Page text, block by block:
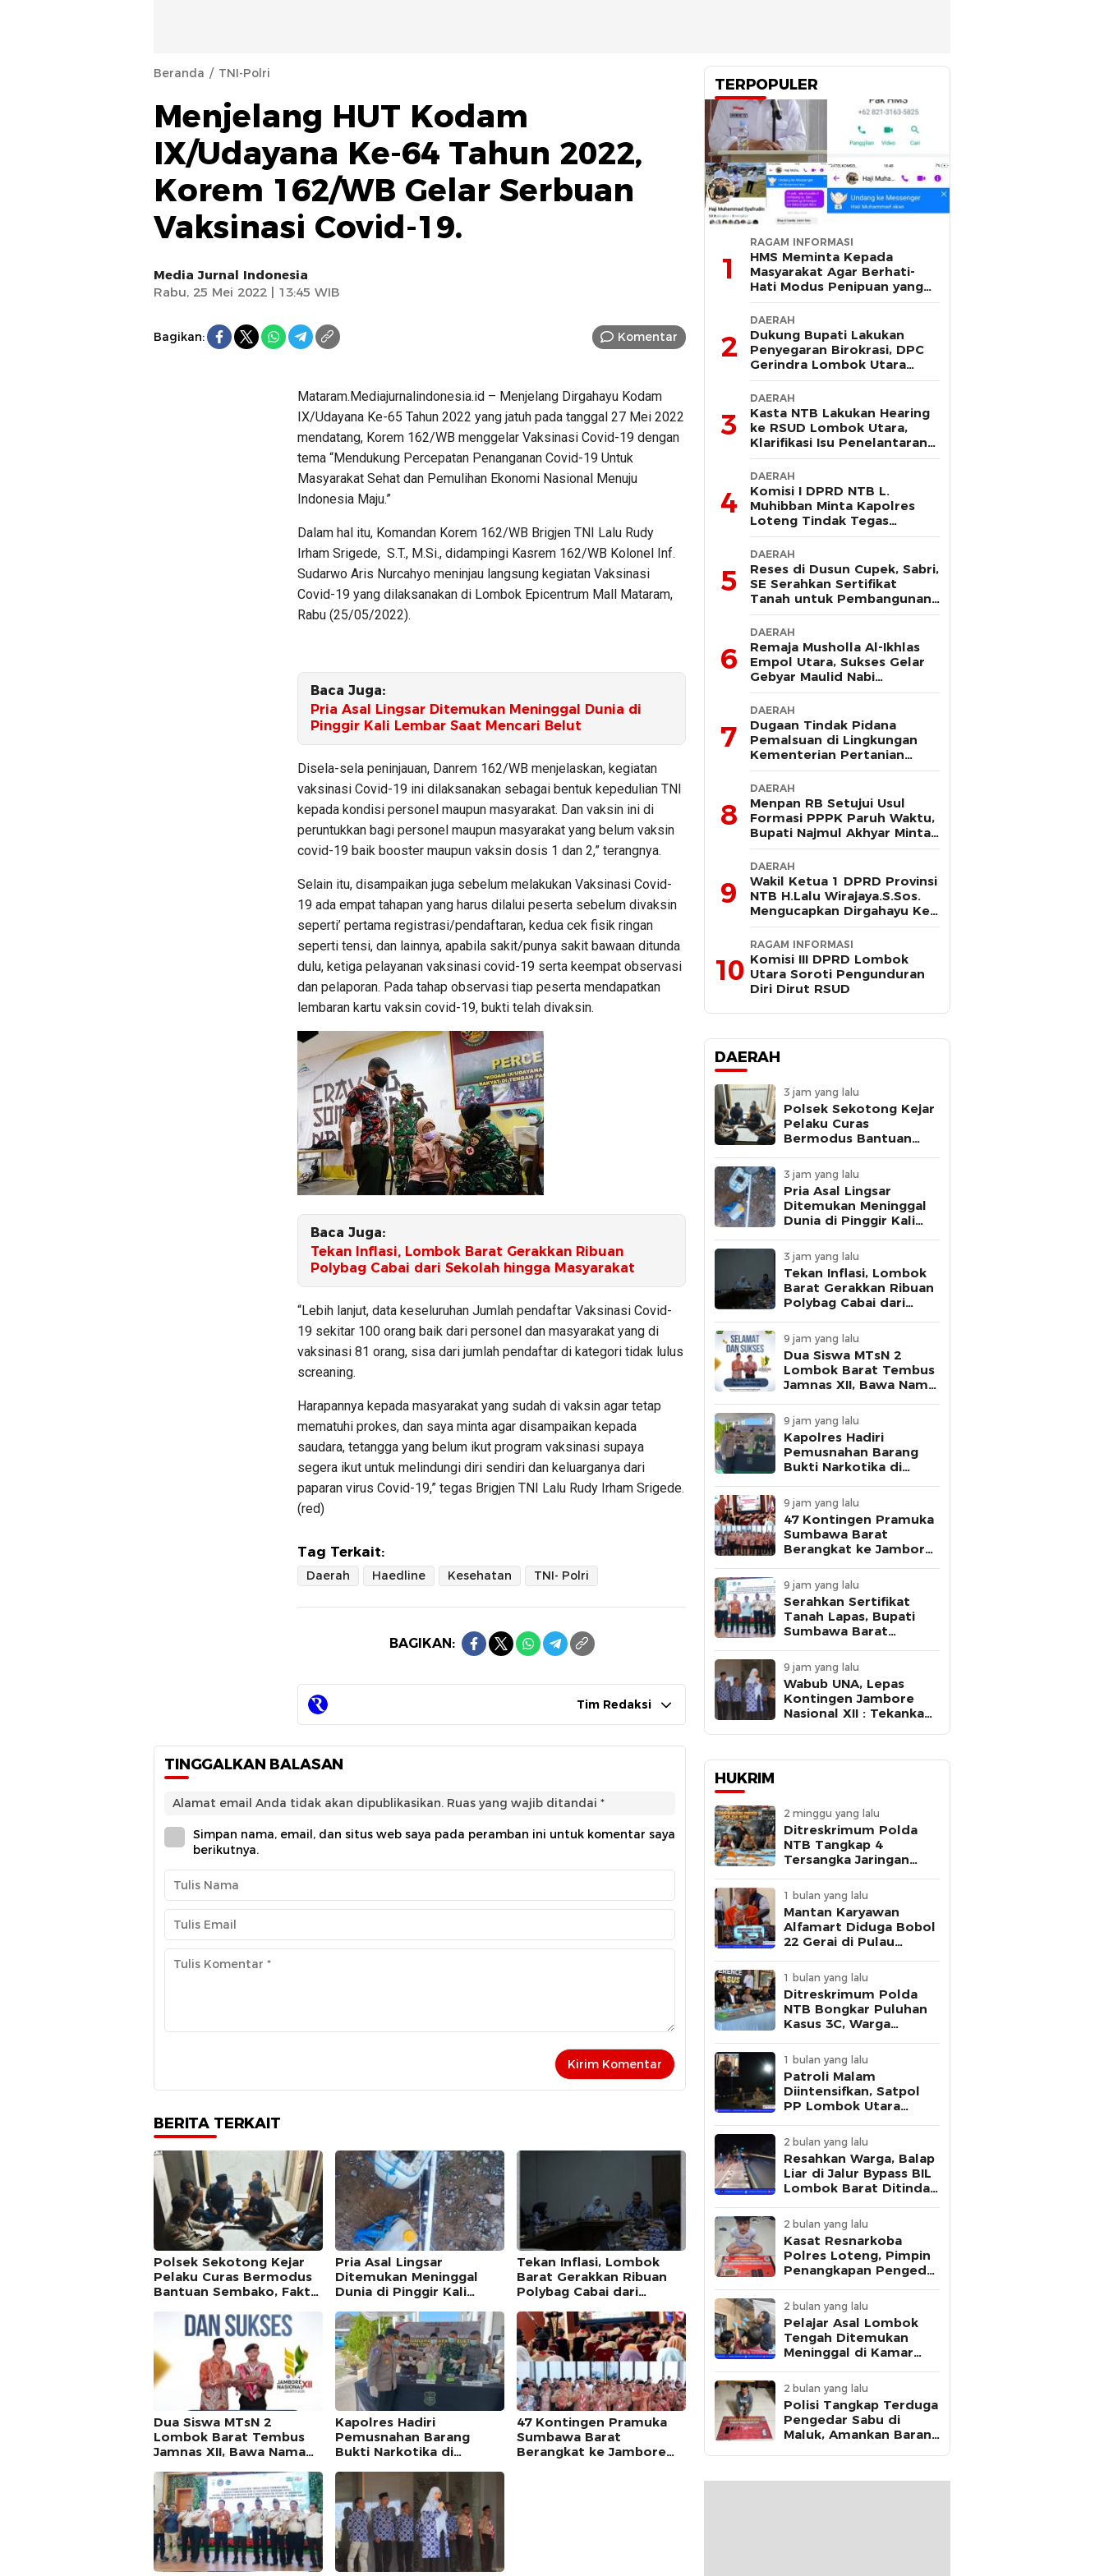
Beranda TNI-Polri
Menjelang HUT Kodam
IX/Udayana Ke-64 Tahun 2022,
Korem 162/WB Gelar Serbuan
Vaksinasi Covid-19.
Media Jurnal Indonesia
Rabu, 25 Mei 2022 | 13:45 WIB
Bagikan: Komentar
Mataram.Mediajurnalindonesia.id – Menjelang Dirgahayu Kodam
IX/Udayana Ke-65 Tahun 2022 yang jatuh pada tanggal 27 Mei 2022
mendatang, Korem 162/WB menggelar Vaksinasi Covid-19 dengan
tema “Mendukung Percepatan Penanganan Covid-19 Untuk
Masyarakat Sehat dan Pemulihan Ekonomi Nasional Menuju
Indonesia Maju.”
Dalam hal itu, Komandan Korem 162/WB Brigjen TNI Lalu Rudy
Irham Srigede, S.T., M.Si., didampingi Kasrem 162/WB Kolonel Inf.
Sudarwo Aris Nurcahyo meninjau langsung kegiatan Vaksinasi
Covid-19 yang dilaksanakan di Lombok Epicentrum Mall Mataram,
Rabu (25/05/2022).
Baca Juga:
Pria Asal Lingsar Ditemukan Meninggal Dunia di
Pinggir Kali Lembar Saat Mencari Belut
Disela-sela peninjauan, Danrem 162/WB menjelaskan, kegiatan
vaksinasi Covid-19 ini dilaksanakan sebagai bentuk kepedulian TNI
kepada kondisi personel maupun masyarakat. Dan vaksin ini di
peruntukkan bagi personel maupun masyarakat yang belum vaksin
covid-19 baik booster maupun vaksin dosis 1 dan 2,” terangnya.
Selain itu, disampaikan juga sebelum melakukan Vaksinasi Covid-
19 ada empat tahapan yang harus dilalui peserta sebelum divaksin
seperti’ pertama registrasi/pendaftaran, kedua cek fisik ringan
seperti tensi, dan lainnya, apabila sakit/punya sakit bawaan ditunda
dulu, ketiga pelayanan vaksinasi covid-19 serta keempat observasi
dan pelaporan. Pada tahap observasi tiap peserta mendapatkan
lembaran kartu vaksin covid-19, bukti telah divaksin.
Baca Juga:
Tekan Inflasi, Lombok Barat Gerakkan Ribuan
Polybag Cabai dari Sekolah hingga Masyarakat
“Lebih lanjut, data keseluruhan Jumlah pendaftar Vaksinasi Covid-
19 sekitar 100 orang baik dari personel dan masyarakat yang di
vaksinasi 81 orang, sisa dari jumlah pendaftar di kategori tidak lulus
screaning.
Harapannya kepada masyarakat yang sudah di vaksin agar tetap
mematuhi prokes, dan saya minta agar disampaikan kepada
saudara, tetangga yang belum ikut program vaksinasi supaya
segera ikut untuk melindungi diri sendiri dan keluarganya dari
paparan virus Covid-19,” tegas Brigjen TNI Lalu Rudy Irham Srigede.
(red)
Tag Terkait:
Daerah Haedline Kesehatan TNI- Polri
BAGIKAN:
Tim Redaksi
TINGGALKAN BALASAN
Alamat email Anda tidak akan dipublikasikan. Ruas yang wajib ditandai *
Simpan nama, email, dan situs web saya pada peramban ini untuk komentar saya
berikutnya.
BERITA TERKAIT
Polsek Sekotong Kejar
Pelaku Curas Bermodus
Bantuan Sembako, Fakta
Pria Asal Lingsar
Ditemukan Meninggal
Dunia di Pinggir Kali
Belut
Tekan Inflasi, Lombok
Barat Gerakkan Ribuan
Polybag Cabai dari
Masyarakat
Dua Siswa MTsN 2
Lombok Barat Tembus
Jamnas XII, Bawa Nama
Nasional
Kapolres Hadiri
Pemusnahan Barang
Bukti Narkotika di
Sumbawa Barat
47 Kontingen Pramuka
Sumbawa Barat
Berangkat ke Jambore
TERPOPULER
1
RAGAM INFORMASI
HMS Meminta Kepada
Masyarakat Agar Berhati-
Hati Modus Penipuan yang
Mengatasnamakan Dirinya
2
DAERAH
Dukung Bupati Lakukan
Penyegaran Birokrasi, DPC
Gerindra Lombok Utara
Sebut Tak Ada Pelanggaran
3
DAERAH
Kasta NTB Lakukan Hearing
ke RSUD Lombok Utara,
Klarifikasi Isu Penelantaran
Ibu Hamil
4
DAERAH
Komisi I DPRD NTB L.
Muhibban Minta Kapolres
Loteng Tindak Tegas
Premanisme DC PT. LNI
5
DAERAH
Reses di Dusun Cupek, Sabri,
SE Serahkan Sertifikat
Tanah untuk Pembangunan
Musholla
6
DAERAH
Remaja Musholla Al-Ikhlas
Empol Utara, Sukses Gelar
Gebyar Maulid Nabi
Muhammad Saw
7
DAERAH
Dugaan Tindak Pidana
Pemalsuan di Lingkungan
Kementerian Pertanian
Kembali Mencuat, Saksi
Kunci Mangkir Panggilan
Polisi
8
DAERAH
Menpan RB Setujui Usul
Formasi PPPK Paruh Waktu,
Bupati Najmul Akhyar Minta
Non ASN Segera Lengkapi
Dokumen
9
DAERAH
Wakil Ketua 1 DPRD Provinsi
NTB H.Lalu Wirajaya.S.Sos.
Mengucapkan Dirgahayu Ke-
80 Lombok Tengah
Masmirah
10
RAGAM INFORMASI
Komisi III DPRD Lombok
Utara Soroti Pengunduran
Diri Dirut RSUD
DAERAH
3 jam yang lalu
Polsek Sekotong Kejar
Pelaku Curas
Bermodus Bantuan
Penculikan Terungkap
3 jam yang lalu
Pria Asal Lingsar
Ditemukan Meninggal
Dunia di Pinggir Kali
Belut
3 jam yang lalu
Tekan Inflasi, Lombok
Barat Gerakkan Ribuan
Polybag Cabai dari
Masyarakat
9 jam yang lalu
Dua Siswa MTsN 2
Lombok Barat Tembus
Jamnas XII, Bawa Nama
Nasional
9 jam yang lalu
Kapolres Hadiri
Pemusnahan Barang
Bukti Narkotika di
Sumbawa Barat
9 jam yang lalu
47 Kontingen Pramuka
Sumbawa Barat
Berangkat ke Jambore
Bupati Ajak Peserta
Belajar, Berkarya, dan
Harumkan Nama
Daerah
9 jam yang lalu
Serahkan Sertifikat
Tanah Lapas, Bupati
Sumbawa Barat
Pembangunan untuk
Dekatkan Pelayanan
Pemasyarakatan
9 jam yang lalu
Wabub UNA, Lepas
Kontingen Jambore
Nasional XII : Tekankan
HUKRIM
2 minggu yang lalu
Ditreskrimum Polda
NTB Tangkap 4
Tersangka Jaringan
1 bulan yang lalu
Mantan Karyawan
Alfamart Diduga Bobol
22 Gerai di Pulau
Modus Pelaku
1 bulan yang lalu
Ditreskrimum Polda
NTB Bongkar Puluhan
Kasus 3C, Warga
Kewaspadaan
1 bulan yang lalu
Patroli Malam
Diintensifkan, Satpol
PP Lombok Utara
Remaja di Kawasan
Kantor Bupati
2 bulan yang lalu
Resahkan Warga, Balap
Liar di Jalur Bypass BIL
Lombok Barat Ditindak
2 bulan yang lalu
Kasat Resnarkoba
Polres Loteng, Pimpin
Penangkapan Pengedar
Mataram di Praya
2 bulan yang lalu
Pelajar Asal Lombok
Tengah Ditemukan
Meninggal di Kamar
Komunikasi Terakhir
Korban
2 bulan yang lalu
Polisi Tangkap Terduga
Pengedar Sabu di
Maluk, Amankan Barang